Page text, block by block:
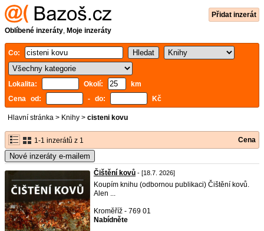
Přidat inzerát
Oblíbené inzeráty, Moje inzeráty
Co:
Lokalita: Okolí:
km
Cena od:
- do: Kč
Hlavní stránka > Knihy > cisteni kovu
1-1 inzerátů z 1 Cena
Nové inzeráty e-mailem
Čištění kovů - [18.7. 2026]
Koupím knihu (odbornou publikaci) Čištění kovů.
Alen ...
Kroměříž - 769 01
Nabídněte